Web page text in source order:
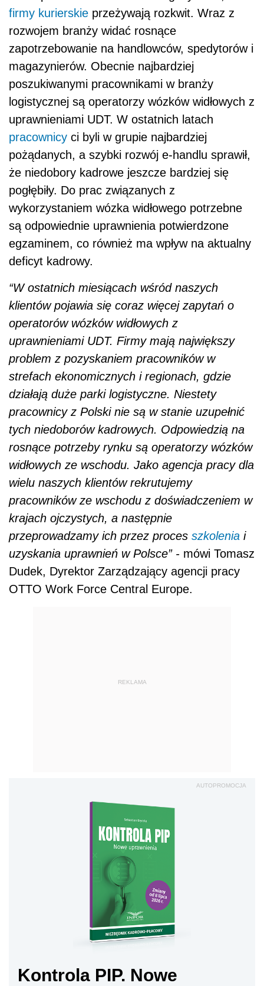
firmy kurierskie przeżywają rozkwit. Wraz z
rozwojem branży widać rosnące
zapotrzebowanie na handlowców, spedytorów i
magazynierów. Obecnie najbardziej
poszukiwanymi pracownikami w branży
logistycznej są operatorzy wózków widłowych z
uprawnieniami UDT. W ostatnich latach
pracownicy ci byli w grupie najbardziej
pożądanych, a szybki rozwój e-handlu sprawił,
że niedobory kadrowe jeszcze bardziej się
pogłębiły. Do prac związanych z
wykorzystaniem wózka widłowego potrzebne
są odpowiednie uprawnienia potwierdzone
egzaminem, co również ma wpływ na aktualny
deficyt kadrowy.
“W ostatnich miesiącach wśród naszych
klientów pojawia się coraz więcej zapytań o
operatorów wózków widłowych z
uprawnieniami UDT. Firmy mają największy
problem z pozyskaniem pracowników w
strefach ekonomicznych i regionach, gdzie
działają duże parki logistyczne. Niestety
pracownicy z Polski nie są w stanie uzupełnić
tych niedoborów kadrowych. Odpowiedzią na
rosnące potrzeby rynku są operatorzy wózków
widłowych ze wschodu. Jako agencja pracy dla
wielu naszych klientów rekrutujemy
pracowników ze wschodu z doświadczeniem w
krajach ojczystych, a następnie
przeprowadzamy ich przez proces szkolenia i
uzyskania uprawnień w Polsce” - mówi Tomasz
Dudek, Dyrektor Zarządzający agencji pracy
OTTO Work Force Central Europe.
REKLAMA
AUTOPROMOCJA
Kontrola PIP. Nowe